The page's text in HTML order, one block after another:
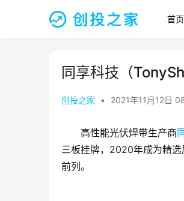
首页
同享科技（
创投之家 • 2021年11月12日
高性能光伏焊带生产商
三板挂牌，2020年成为精
前列。